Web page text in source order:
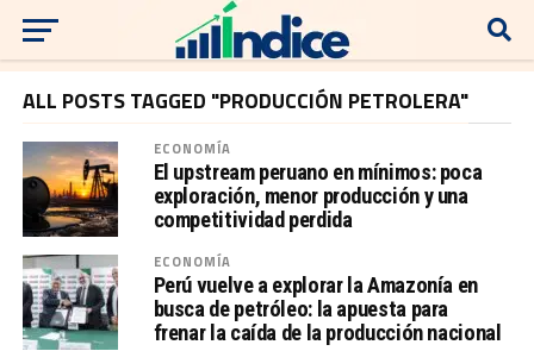
ALL POSTS TAGGED "PRODUCCIÓN PETROLERA"
ECONOMÍA
El upstream peruano en mínimos: poca
exploración, menor producción y una
competitividad perdida
ECONOMÍA
Perú vuelve a explorar la Amazonía en
busca de petróleo: la apuesta para
frenar la caída de la producción nacional